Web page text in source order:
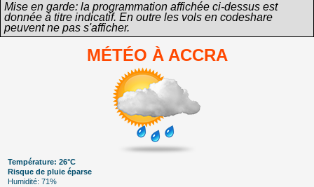
Mise en garde: la programmation affichée ci-dessus est
donnée à titre indicatif. En outre les vols en codeshare
peuvent ne pas s'afficher.
MÉTÉO À ACCRA
Température: 26°C
Risque de pluie éparse
Humidité: 71%